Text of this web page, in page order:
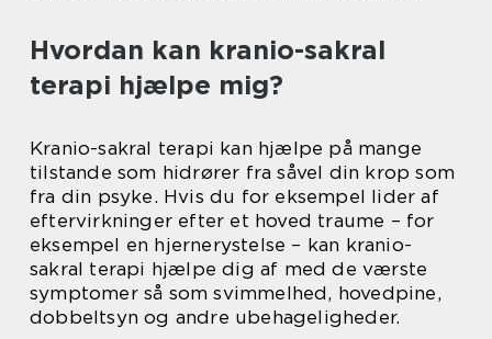
Hvordan kan kranio-sakral
terapi hjælpe mig?
Kranio-sakral terapi kan hjælpe på mange
tilstande som hidrører fra såvel din krop som
fra din psyke. Hvis du for eksempel lider af
eftervirkninger efter et hoved traume – for
eksempel en hjernerystelse – kan kranio-
sakral terapi hjælpe dig af med de værste
symptomer så som svimmelhed, hovedpine,
dobbeltsyn og andre ubehageligheder.